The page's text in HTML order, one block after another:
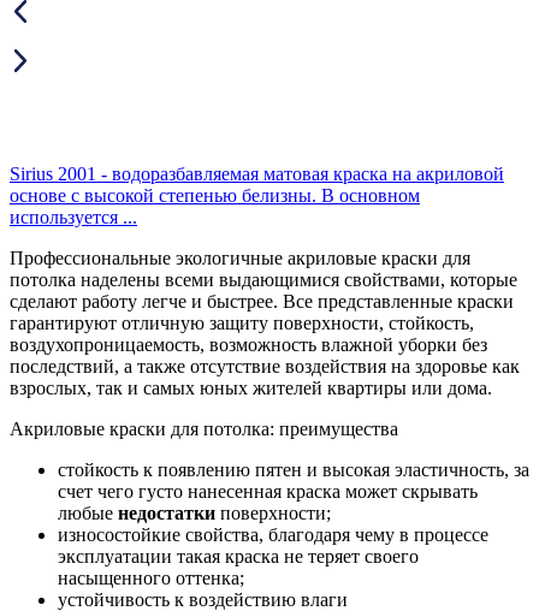
Sirius 2001 - водоразбавляемая матовая краска на акриловой
основе с высокой степенью белизны. В основном
используется ...
Профессиональные экологичные акриловые краски для
потолка наделены всеми выдающимися свойствами, которые
сделают работу легче и быстрее. Все представленные краски
гарантируют отличную защиту поверхности, стойкость,
воздухопроницаемость, возможность влажной уборки без
последствий, а также отсутствие воздействия на здоровье как
взрослых, так и самых юных жителей квартиры или дома.
Акриловые краски для потолка: преимущества
стойкость к появлению пятен и высокая эластичность, за
счет чего густо нанесенная краска может скрывать
любые недостатки поверхности;
износостойкие свойства, благодаря чему в процессе
эксплуатации такая краска не теряет своего
насыщенного оттенка;
устойчивость к воздействию влаги